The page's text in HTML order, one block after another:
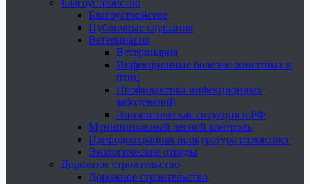
Благоустройство
Благоустройство
Публичные слушания
Ветеринария
Ветеринария
Инфекционные болезни животных и
птиц
Профилактика инфекционных
заболеваний
Эпизоотическая ситуация в РФ
Муниципальный лесной контроль
Природоохранная прокуратура разъясняет
Экологические отряды
Дорожное строительство
Дорожное строительство